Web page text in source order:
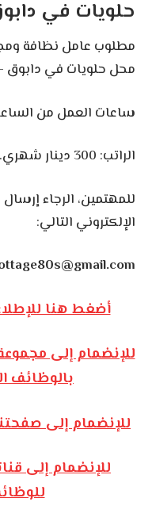
حلويات في
مطلوب عامل نظافة
محل حلويات في دابوق
ساعات العمل من الساعة 7:30 صباحاً وحتى 4:30
الراتب: 300 دينار شهري.
للمهتمين، الرجاء إرسال
الإلكتروني التالي:
أضغط هنا
للإنضمام إلى
بالوظائف
للإنضمام إلى
للإنضمام إلى